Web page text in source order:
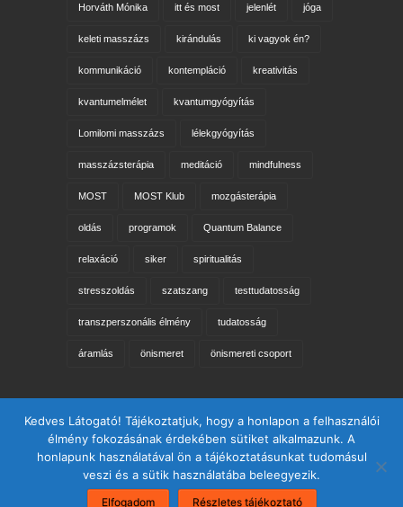
Horváth Mónika itt és most jelenlét jóga
keleti masszázs kirándulás ki vagyok én?
kommunikáció kontempláció kreativitás
kvantumelmélet kvantumgyógyítás
Lomilomi masszázs lélekgyógyítás
masszázsterápia meditáció mindfulness
MOST MOST Klub mozgásterápia
oldás programok Quantum Balance
relaxáció siker spiritualitás
stresszoldás szatszang testtudatosság
transzperszonális élmény tudatosság
áramlás önismeret önismereti csoport
Keresés az oldalon
Kedves Látogató! Tájékoztatjuk, hogy a honlapon a felhasználói
élmény fokozásának érdekében sütiket alkalmazunk. A
honlapunk használatával ön a tájékoztatásunkat tudomásul
veszi és a sütik használatába beleegyezik.
Elfogadom Részletes tájékoztató